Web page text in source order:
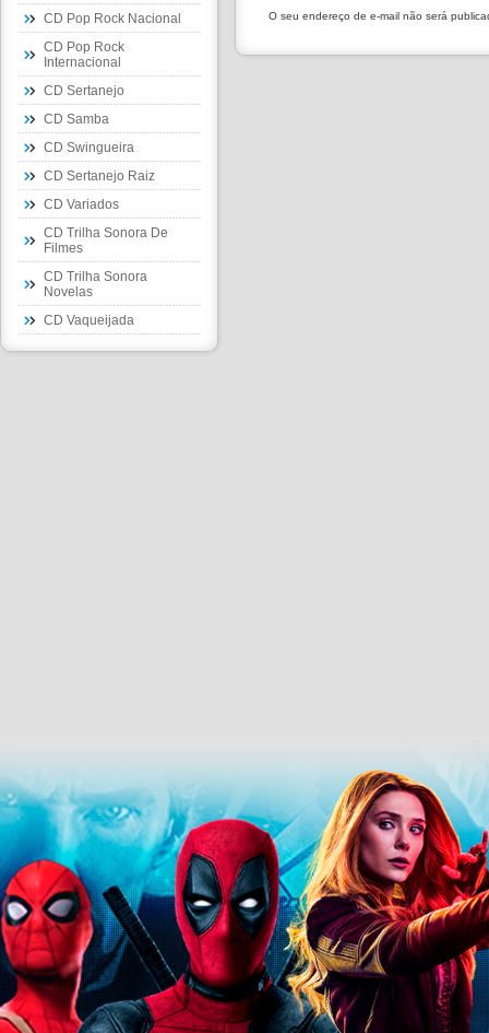
CD Pop Rock Nacional
CD Pop Rock
Internacional
CD Sertanejo
CD Samba
CD Swingueira
CD Sertanejo Raiz
CD Variados
CD Trilha Sonora De
Filmes
CD Trilha Sonora
Novelas
CD Vaqueijada
O seu endereço de e-mail não será